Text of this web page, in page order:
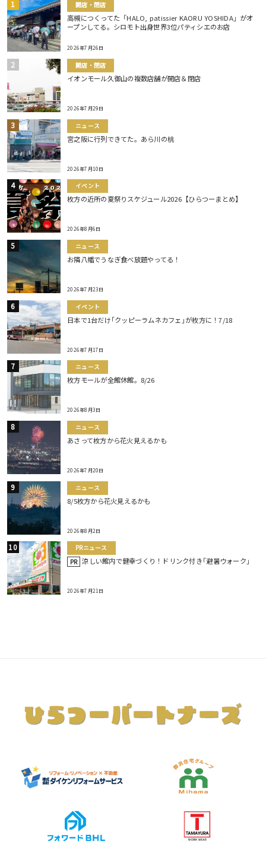
開店・閉店
高槻につくってた「HALO, patissier KAORU YOSHIDA」がオ
ープンしてる。シロモト出身世界3位パティシエのお店
2026年7月26日
開店・閉店
イオンモール久御山の複数店舗が開店＆閉店
2026年7月29日
ニュース
宮之阪に行列できてた。あら川の桃
2026年7月10日
イベント
枚方の近所の夏祭りスケジュール2026【ひらつーまとめ】
2026年8月6日
ニュース
お隣八幡でうなぎ食べ放題やってる！
2026年7月23日
イベント
日本で1台だけ｢クッピーラムネカフェ｣が枚方に！7/18
2026年7月17日
ニュース
枚方モールが全館休館。8/26
2026年8月3日
ニュース
あさって枚方から花火見えるかも
2026年7月20日
ニュース
8/5枚方から花火見えるかも
2026年8月2日
PRニュース
PR 涼しい館内で健幸づくり！ドリンク付き｢避暑ウォーク｣
2026年7月21日